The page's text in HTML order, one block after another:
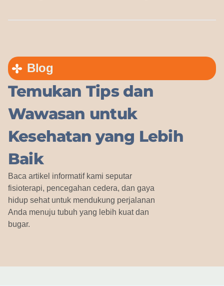
Blog
Temukan Tips dan
Wawasan untuk
Kesehatan yang Lebih
Baik
Baca artikel informatif kami seputar
fisioterapi, pencegahan cedera, dan gaya
hidup sehat untuk mendukung perjalanan
Anda menuju tubuh yang lebih kuat dan
bugar.